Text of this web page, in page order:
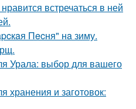
встречаться в ней
Пecня" нa зиму.
Урала: выбор для вашего
хранения и заготовок: